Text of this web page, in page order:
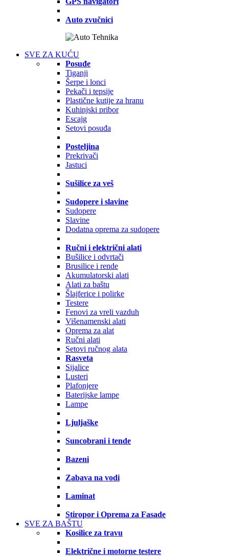
Auto zvučnici
SVE ZA KUĆU
Posuđe
Tiganji
Šerpe i lonci
Pekači i tepsije
Plastične kutije za hranu
Kuhinjski pribor
Escajg
Setovi posuđa
Posteljina
Prekrivači
Jastuci
Sušilice za veš
Sudopere i slavine
Sudopere
Slavine
Dodatna oprema za sudopere
Ručni i električni alati
Bušilice i odvrtači
Brusilice i rende
Akumulatorski alati
Alati za baštu
Šlajferice i polirke
Testere
Fenovi za vreli vazduh
Višenamenski alati
Oprema za alat
Ručni alati
Setovi ručnog alata
Rasveta
Sijalice
Lusteri
Plafonjere
Baterijske lampe
Lampe
Ljuljaške
Suncobrani i tende
Bazeni
Zabava na vodi
Laminat
Stiropor i Oprema za Fasade
SVE ZA BAŠTU
Kosilice za travu
Električne i motorne testere